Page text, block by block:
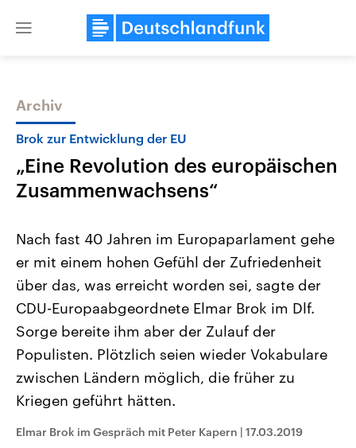
Close
Themen
Landtagswahl Sachsen-Anhalt
2026
Alle Informationen
Sachsen-Anhalt wählt am 6.
September 2026 einen neuen
Landtag. Seit 2021 wird das
Bundesland von einer Koalition aus
CDU, SPD und FDP regiert.-
Umfragen, Prognosen,
Wahlprogramme, aktuelle Berichte
und Hintergründe zu den Parteien
Wahl.
Aktuelle Beiträge,
Hintergründe
Wirtschaftlich und
gehören die Vereinigten
den mächtigsten Ländern
mit großem Einfluss auf
Sendungen Programm
Archiv
Brok zur Entwicklung der EU
„Eine Revolution des europäischen
Zusammenwachsens“
Nach fast 40 Jahren im Europaparlament gehe
er mit einem hohen Gefühl der Zufriedenheit
über das, was erreicht worden sei, sagte der
CDU-Europaabgeordnete Elmar Brok im Dlf.
Sorge bereite ihm aber der Zulauf der
Populisten. Plötzlich seien wieder Vokabulare
zwischen Ländern möglich, die früher zu
Kriegen geführt hätten.
Elmar Brok im Gespräch mit Peter Kapern | 17.03.2019